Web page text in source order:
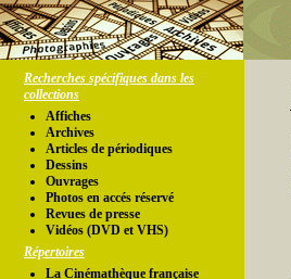
Recherches spécifiques dans les
collections
Affiches
Archives
Articles de périodiques
Dessins
Ouvrages
Photos en accés réservé
Revues de presse
Vidéos (DVD et VHS)
Répertoires
La Cinémathèque française